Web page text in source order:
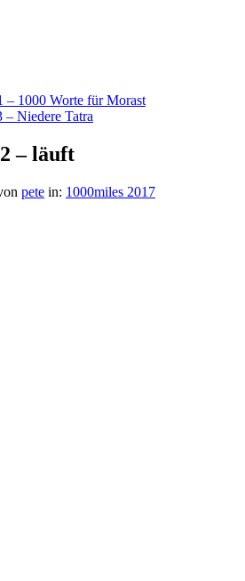
– 1000 Worte für Morast
– Niedere Tatra
– läuft
pete in: 1000miles 2017